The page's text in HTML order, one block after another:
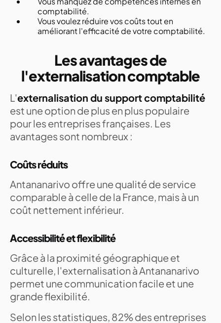
comptabilité.
Vous voulez réduire vos coûts tout en
améliorant l'efficacité de votre comptabilité.
Les avantages de
l'externalisation comptable
L'externalisation du support comptabilité
est une option de plus en plus populaire
pour les entreprises françaises. Les
avantages sont nombreux :
Coûts réduits
Antananarivo offre une qualité de service
comparable à celle de la France, mais à un
coût nettement inférieur.
Accessibilité et flexibilité
Grâce à la proximité géographique et
culturelle, l'externalisation à Antananarivo
permet une communication facile et une
grande flexibilité.
Selon les statistiques, 82% des entreprises